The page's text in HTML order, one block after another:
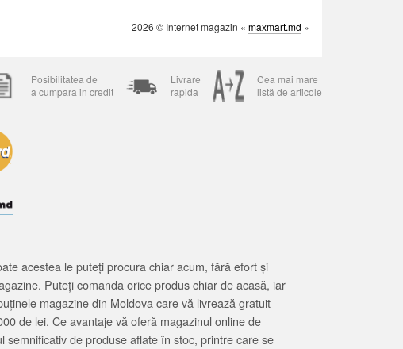
2026 © Internet magazin « maxmart.md »
Posibilitatea de
a cumpara in credit
Livrare
rapida
Cea mai mare
listă de articole
acestea le puteți procura chiar acum, fără efort și
Puteți comanda orice produs chiar de acasă, iar
magazine din Moldova care vă livrează gratuit
de lei. Ce avantaje vă oferă magazinul online de
de produse aflate în stoc, printre care se